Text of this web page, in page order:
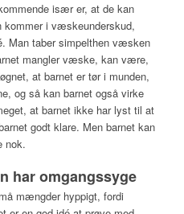
især er, at de kan
i væskeunderskud,
Man taber simpelthen væsken
mangler væske, kan være,
at barnet er tør i munden,
og så kan barnet også virke
at barnet ikke har lyst til at
godt klare. Men barnet kan
nok.
har omgangssyge
mængder hyppigt, fordi